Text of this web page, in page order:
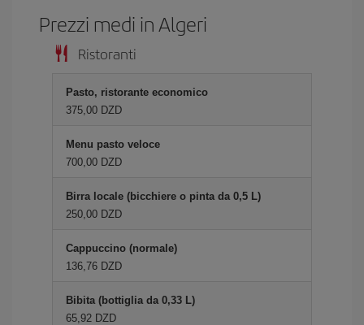
Prezzi medi in Algeri
Ristoranti
Pasto, ristorante economico
375,00 DZD
Menu pasto veloce
700,00 DZD
Birra locale (bicchiere o pinta da 0,5 L)
250,00 DZD
Cappuccino (normale)
136,76 DZD
Bibita (bottiglia da 0,33 L)
65,92 DZD